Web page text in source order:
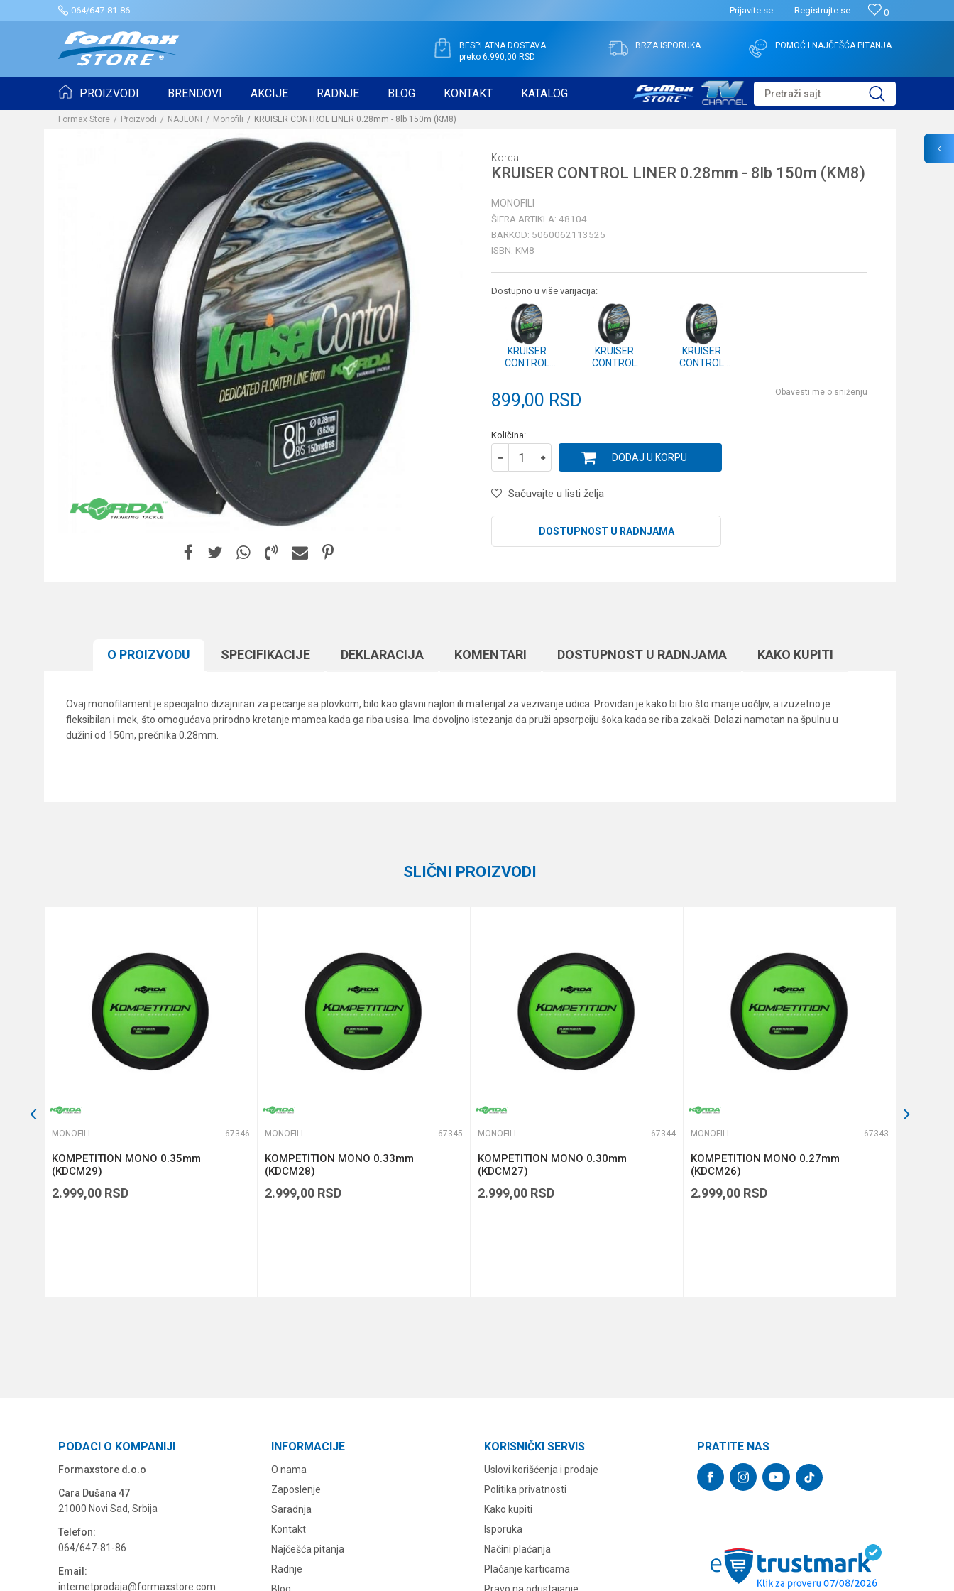
064/647-81-86 0
Prijavite se Registrujte se
BESPLATNA DOSTAVA
preko 6.990,00 RSD
BRZA ISPORUKA POMOĆ I NAJČEŠĆA PITANJA
PROIZVODI BRENDOVI AKCIJE RADNJE BLOG KONTAKT KATALOG Pretraži sajt
Formax Store Proizvodi NAJLONI Monofili KRUISER CONTROL LINER 0.28mm - 8lb 150m (KM8)
Korda
KRUISER CONTROL LINER 0.28mm - 8lb 150m (KM8)
MONOFILI
ŠIFRA ARTIKLA: 48104
BARKOD: 5060062113525
ISBN: KM8
Dostupno u više varijacija:
KRUISER
CONTROL
KRUISER
CONTROL
KRUISER
CONTROL
899,00 RSD Obavesti me o sniženju
Količina:
DODAJ U KORPU
Sačuvajte u listi želja
DOSTUPNOST U RADNJAMA
O PROIZVODU SPECIFIKACIJЕ DEKLARACIJA KOMENTARI DOSTUPNOST U RADNJAMA KAKO KUPITI
Ovaj monofilament je specijalno dizajniran za pecanje sa plovkom, bilo kao glavni najlon ili materijal za vezivanje udica. Providan je kako bi bio što manje uočljiv, a izuzetno je
fleksibilan i mek, što omogućava prirodno kretanje mamca kada ga riba usisa. Ima dovoljno istezanja da pruži apsorpciju šoka kada se riba zakači. Dolazi namotan na špulnu u
dužini od 150m, prečnika 0.28mm.
Anti-spam zaštita - izračunajte koliko je 2 + 3 :
SLIČNI PROIZVODI
MONOFILI 67346
KOMPETITION MONO 0.35mm
(KDCM29)
2.999,00 RSD
MONOFILI 67345
KOMPETITION MONO 0.33mm
(KDCM28)
2.999,00 RSD
MONOFILI 67344
KOMPETITION MONO 0.30mm
(KDCM27)
2.999,00 RSD
MONOFILI 67343
KOMPETITION MONO 0.27mm
(KDCM26)
2.999,00 RSD
PODACI O KOMPANIJI
Formaxstore d.o.o
Cara Dušana 47
21000 Novi Sad, Srbija
Telefon:
064/647-81-86
Email:
internetprodaja@formaxstore.com
INFORMACIJE
O nama
Zaposlenje
Saradnja
Kontakt
Najčešća pitanja
Radnje
KORISNIČKI SERVIS
Uslovi korišćenja i prodaje
Politika privatnosti
Kako kupiti
Isporuka
Načini plaćanja
Plaćanje karticama
PRATITE NAS